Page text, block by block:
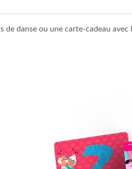
danse ou une carte-cadeau avec